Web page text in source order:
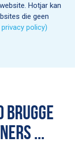
Hotjar kan
die geen
policy)
...